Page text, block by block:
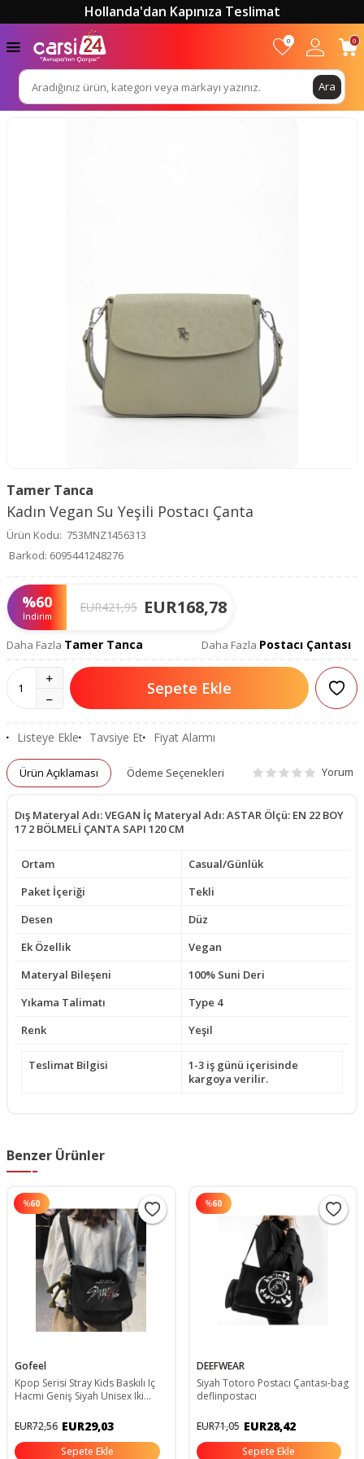
Hollanda'dan Kapınıza Teslimat
Ara
0 0
Tamer Tanca
Kadın Vegan Su Yeşili Postacı Çanta
Ürün Kodu: 753MNZ1456313
Barkod: 6095441248276
%60
İndirim
EUR421,95 EUR168,78
Daha Fazla Tamer Tanca Daha Fazla Postacı Çantası
Sepete Ekle
Listeye Ekle Tavsiye Et Fiyat Alarmı
Ürün Açıklaması Ödeme Seçenekleri Yorum
Dış Materyal Adı: VEGAN İç Materyal Adı: ASTAR Ölçü: EN 22 BOY
17 2 BÖLMELİ ÇANTA SAPI 120 CM
Ortam
Casual/Günlük
Paket İçeriği
Tekli
Desen
Düz
Ek Özellik
Vegan
Materyal Bileşeni
100% Suni Deri
Yıkama Talimatı
Type 4
Renk
Yeşil
Teslimat Bilgisi
1-3 iş günü içerisinde
kargoya verilir.
Benzer Ürünler
%60
Gofeel
Kpop Serisi Stray Kids Baskılı Iç
Hacmi Geniş Siyah Unisex Iki
EUR72,56 EUR29,03
Sepete Ekle
%60
DEEFWEAR
Siyah Totoro Postacı Çantası-bag
deflinpostacı
EUR71,05 EUR28,42
Sepete Ekle